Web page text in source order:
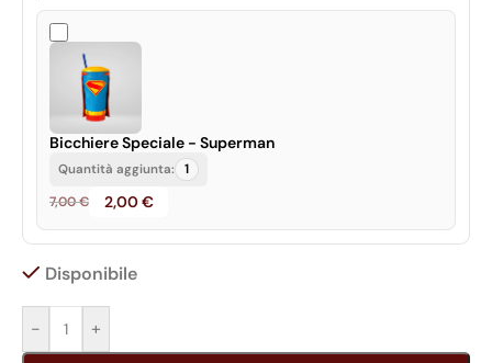
Bicchiere Speciale - Superman
Quantità aggiunta:
1
7,00€ 2,00 €
Disponibile
- +